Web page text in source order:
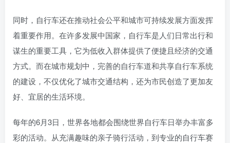
同时，自行车还在推动社会公平和城市可持续发展方面发挥
着重要作用。在许多发展中国家，自行车是人们日常出行和
谋生的重要工具，它为低收入群体提供了便捷且经济的交通
方式。而在城市规划中，完善的自行车道和共享自行车系统
的建设，不仅优化了城市交通结构，还为市民创造了更加友
好、宜居的生活环境。
每年的6月3日，世界各地都会围绕世界自行车日举办丰富多
彩的活动。从充满趣味的亲子骑行活动，到专业的自行车赛